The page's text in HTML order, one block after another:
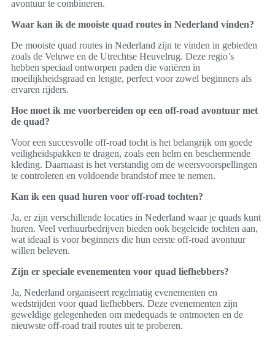
avontuur te combineren.
Waar kan ik de mooiste quad routes in Nederland vinden?
De mooiste quad routes in Nederland zijn te vinden in gebieden
zoals de Veluwe en de Utrechtse Heuvelrug. Deze regio’s
hebben speciaal ontworpen paden die variëren in
moeilijkheidsgraad en lengte, perfect voor zowel beginners als
ervaren rijders.
Hoe moet ik me voorbereiden op een off-road avontuur met
de quad?
Voor een succesvolle off-road tocht is het belangrijk om goede
veiligheidspakken te dragen, zoals een helm en beschermende
kleding. Daarnaast is het verstandig om de weersvoorspellingen
te controleren en voldoende brandstof mee te nemen.
Kan ik een quad huren voor off-road tochten?
Ja, er zijn verschillende locaties in Nederland waar je quads kunt
huren. Veel verhuurbedrijven bieden ook begeleide tochten aan,
wat ideaal is voor beginners die hun eerste off-road avontuur
willen beleven.
Zijn er speciale evenementen voor quad liefhebbers?
Ja, Nederland organiseert regelmatig evenementen en
wedstrijden voor quad liefhebbers. Deze evenementen zijn
geweldige gelegenheden om medequads te ontmoeten en de
nieuwste off-road trail routes uit te proberen.